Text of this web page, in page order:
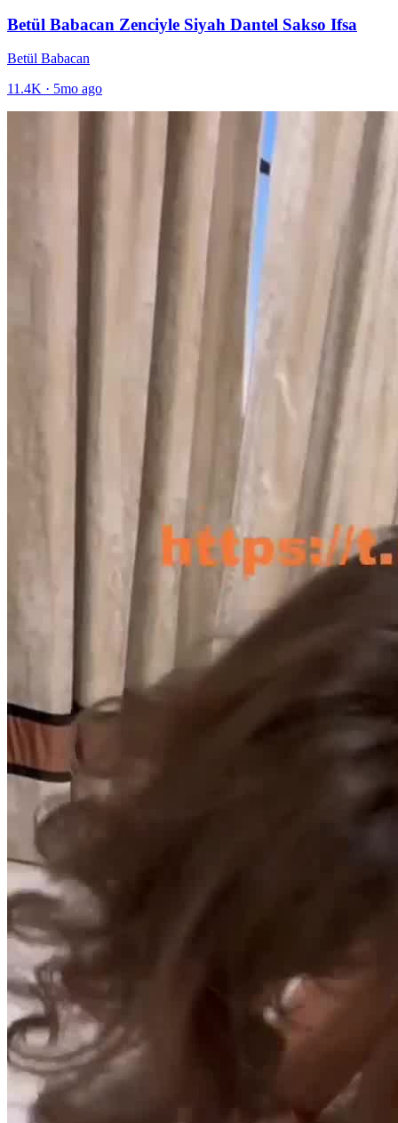
Betül Babacan Zenciyle Siyah Dantel Sakso Ifsa
Betül Babacan
11.4K · 5mo ago